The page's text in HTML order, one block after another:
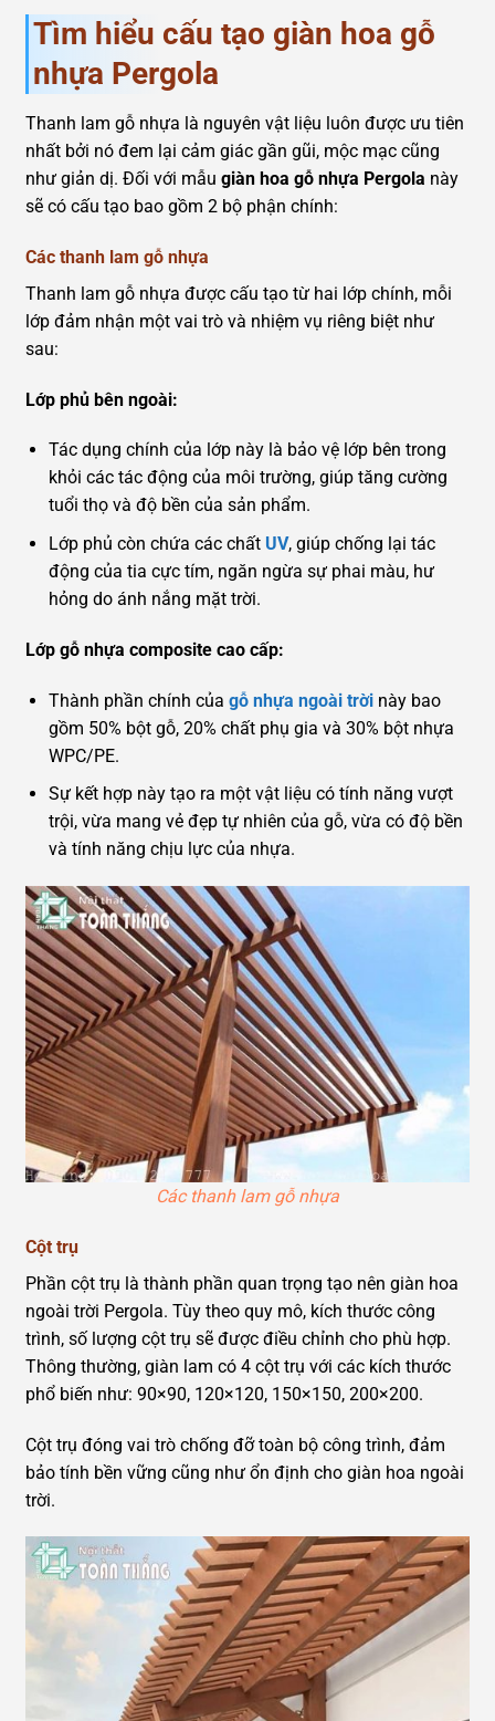
Tìm hiểu cấu tạo giàn hoa gỗ
nhựa Pergola
Thanh lam gỗ nhựa là nguyên vật liệu luôn được ưu tiên
nhất bởi nó đem lại cảm giác gần gũi, mộc mạc cũng
như giản dị. Đối với mẫu giàn hoa gỗ nhựa Pergola này
sẽ có cấu tạo bao gồm 2 bộ phận chính:
Các thanh lam gỗ nhựa
Thanh lam gỗ nhựa được cấu tạo từ hai lớp chính, mỗi
lớp đảm nhận một vai trò và nhiệm vụ riêng biệt như
sau:
Lớp phủ bên ngoài:
Tác dụng chính của lớp này là bảo vệ lớp bên trong
khỏi các tác động của môi trường, giúp tăng cường
tuổi thọ và độ bền của sản phẩm.
Lớp phủ còn chứa các chất UV, giúp chống lại tác
động của tia cực tím, ngăn ngừa sự phai màu, hư
hỏng do ánh nắng mặt trời.
Lớp gỗ nhựa composite cao cấp:
Thành phần chính của gỗ nhựa ngoài trờinày bao
gồm 50% bột gỗ, 20% chất phụ gia và 30% bột nhựa
WPC/PE.
Sự kết hợp này tạo ra một vật liệu có tính năng vượt
trội, vừa mang vẻ đẹp tự nhiên của gỗ, vừa có độ bền
và tính năng chịu lực của nhựa.
Các thanh lam gỗ nhựa
Cột trụ
Phần cột trụ là thành phần quan trọng tạo nên giàn hoa
ngoài trời Pergola. Tùy theo quy mô, kích thước công
trình, số lượng cột trụ sẽ được điều chỉnh cho phù hợp.
Thông thường, giàn lam có 4 cột trụ với các kích thước
phổ biến như: 90×90, 120×120, 150×150, 200×200.
Cột trụ đóng vai trò chống đỡ toàn bộ công trình, đảm
bảo tính bền vững cũng như ổn định cho giàn hoa ngoài
trời.